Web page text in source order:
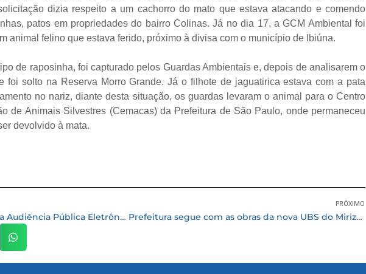
dizia respeito a um cachorro do mato que estava atacando e comendo
patos em propriedades do bairro Colinas. Já no dia 17, a GCM Ambiental foi
animal felino que estava ferido, próximo à divisa com o município de Ibiúna.
de raposinha, foi capturado pelos Guardas Ambientais e, depois de analisarem o
foi solto na Reserva Morro Grande. Já o filhote de jaguatirica estava com a pata
no nariz, diante desta situação, os guardas levaram o animal para o Centro
de Animais Silvestres (Cemacas) da Prefeitura de São Paulo, onde permaneceu
devolvido à mata.
Prefeitura de Cotia realiza Audiência Pública Eletrônica da LDO 2021
PRÓXIMO
Prefeitura segue com as obras da nova UBS do Mirizola e da creche de Caucaia do Alto